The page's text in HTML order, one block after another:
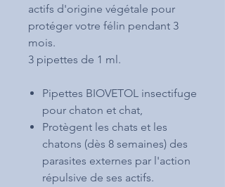
actifs d'origine végétale pour
protéger votre félin pendant 3
mois.
3 pipettes de 1 ml.
Pipettes BIOVETOL insectifuge
pour chaton et chat,
Protègent les chats et les
chatons (dès 8 semaines) des
parasites externes par l'action
répulsive de ses actifs.